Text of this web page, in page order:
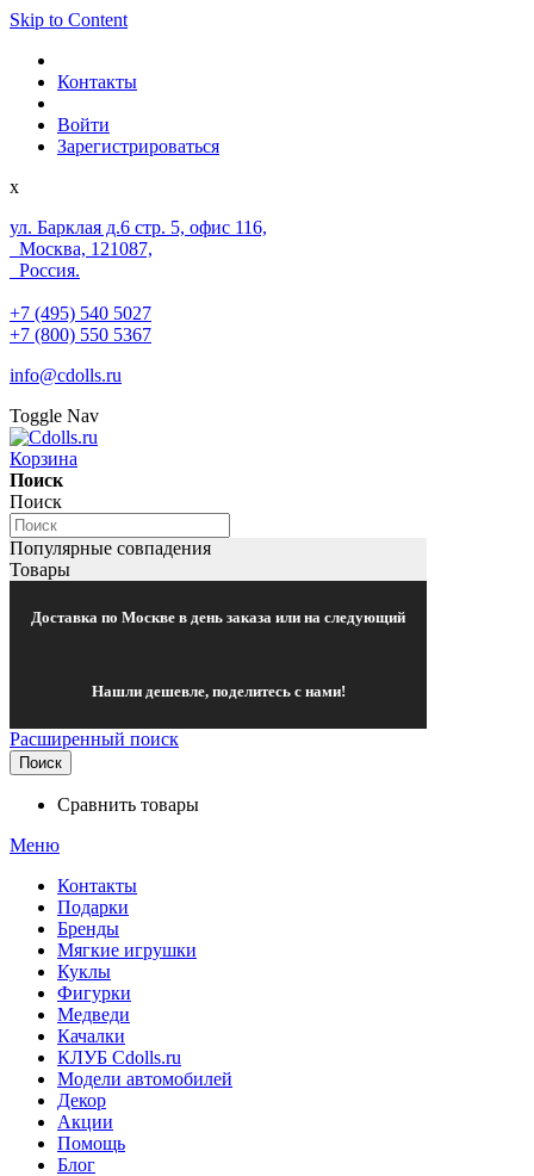
Skip to Content
Контакты
Войти
Зарегистрироваться
x
ул. Барклая д.6 стр. 5, офис 116,
Москва, 121087,
Россия.
+7 (495) 540 5027
+7 (800) 550 5367
info@cdolls.ru
Toggle Nav
Корзина
Поиск
Поиск
Популярные совпадения
Товары
Доставка по Москве в день заказа или на следующий
Нашли дешевле, поделитесь с нами!
Расширенный поиск
Поиск
Сравнить товары
Меню
Контакты
Подарки
Бренды
Мягкие игрушки
Куклы
Фигурки
Медведи
Качалки
КЛУБ Cdolls.ru
Модели автомобилей
Декор
Акции
Помощь
Блог